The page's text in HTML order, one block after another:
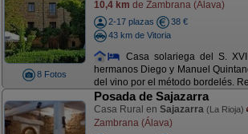
8 Fotos
10,4 km de Zambrana (Álava)
2-17 plazas
38 €
43 km de Vitoria
Casa solariega del S.
hermanos Diego y Manuel
del vino por el método bordelés.
Posada de Sajazarra
Casa Rural en Sajazarra (La Rioja)
Zambrana (Álava)